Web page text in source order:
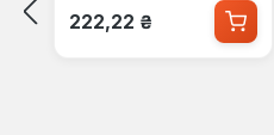
Обычная цена:
222,22 ₴